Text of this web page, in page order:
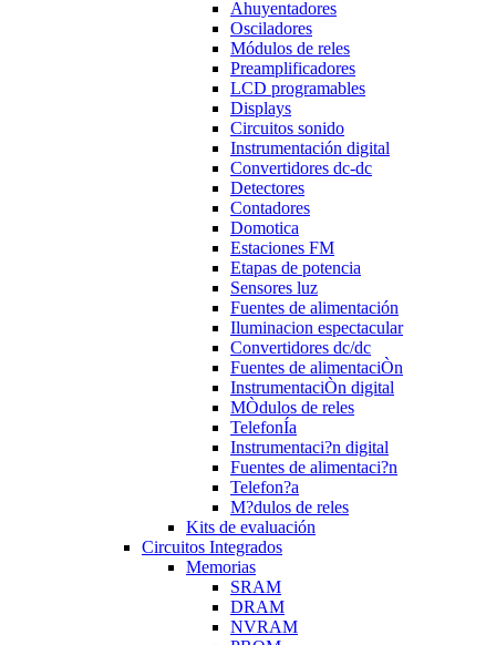
Ahuyentadores
Osciladores
Módulos de reles
Preamplificadores
LCD programables
Displays
Circuitos sonido
Instrumentación digital
Convertidores dc-dc
Detectores
Contadores
Domotica
Estaciones FM
Etapas de potencia
Sensores luz
Fuentes de alimentación
Iluminacion espectacular
Convertidores dc/dc
Fuentes de alimentaciÒn
InstrumentaciÒn digital
MÒdulos de reles
TelefonÍa
Instrumentaci?n digital
Fuentes de alimentaci?n
Telefon?a
M?dulos de reles
Kits de evaluación
Circuitos Integrados
Memorias
SRAM
DRAM
NVRAM